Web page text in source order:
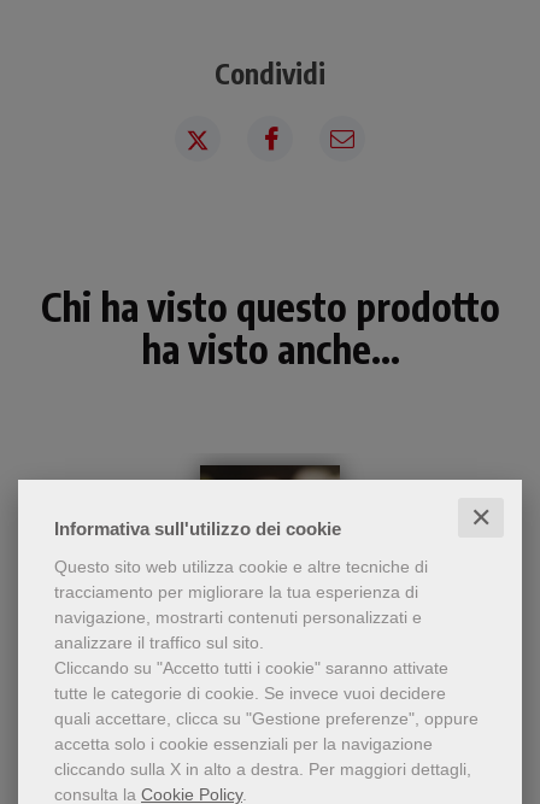
Informativa sull'utilizzo dei cookie ✕
Questo sito web utilizza cookie e altre tecniche di
tracciamento per migliorare la tua esperienza di
navigazione, mostrarti contenuti personalizzati e
analizzare il traffico sul sito.
Cliccando su "Accetto tutti i cookie" saranno attivate
tutte le categorie di cookie. Se invece vuoi decidere
quali accettare, clicca su "Gestione preferenze", oppure
accetta solo i cookie essenziali per la navigazione
cliccando sulla X in alto a destra. Per maggiori dettagli,
consulta la Cookie Policy.
Condividi
Chi ha visto questo prodotto
ha visto anche...
- 5%
Sussidio semplice e adatto
a tutti per una conoscenza
di base della Bibbia
preparato in occasione della
Feliciano Innocente
La Vita nella Parola La Parola nella Vita